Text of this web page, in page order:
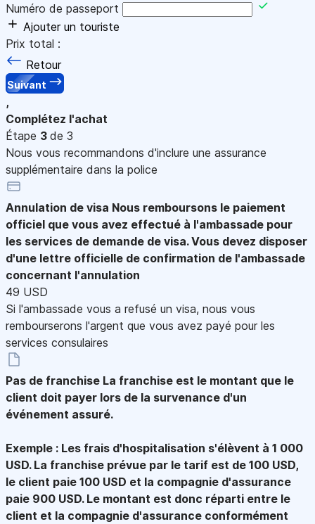
Numéro de passeport
Ajouter un touriste
Prix total :
Retour
Suivant
,
Complétez l'achat
Étape 3 de 3
Nous vous recommandons d'inclure une assurance
supplémentaire dans la police
Annulation de visa Nous remboursons le paiement
officiel que vous avez effectué à l'ambassade pour
les services de demande de visa. Vous devez disposer
d'une lettre officielle de confirmation de l'ambassade
concernant l'annulation
49 USD
Si l'ambassade vous a refusé un visa, nous vous
rembourserons l'argent que vous avez payé pour les
services consulaires
Pas de franchise La franchise est le montant que le
client doit payer lors de la survenance d'un
événement assuré.
Exemple : Les frais d'hospitalisation s'élèvent à 1 000
USD. La franchise prévue par le tarif est de 100 USD,
le client paie 100 USD et la compagnie d'assurance
paie 900 USD. Le montant est donc réparti entre le
client et la compagnie d'assurance conformément